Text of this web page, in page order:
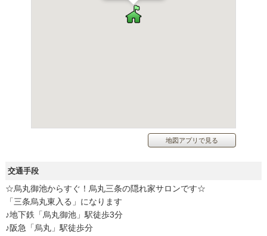
地図アプリで見る
交通手段
☆烏丸御池からすぐ！烏丸三条の隠れ家サロンです☆
「三条烏丸東入る」になります
♪地下鉄「烏丸御池」駅徒歩3分
♪阪急「烏丸」駅徒歩分